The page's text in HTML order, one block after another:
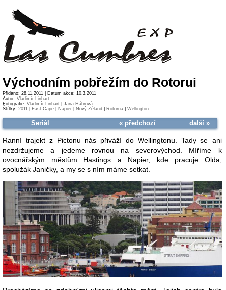
Východním pobřežím do Rotorui
Přidáno: 28.11.2011 | Datum akce: 10.3.2011
Autor: Vladimír Linhart
Fotografie: Vladimír Linhart
Jana Hábrová
Štítky: 2011 East Cape Napier Nový Zéland Rotorua Wellington
« předchozí
Seriál další »
Ranní trajekt z Pictonu nás přiváží do Wellingtonu. Tady se ani
nezdržujeme a jedeme rovnou na severovýchod. Míříme k
ovocnářským městům Hastings a Napier, kde pracuje Olda,
spolužák Janičky, a my se s ním máme setkat.